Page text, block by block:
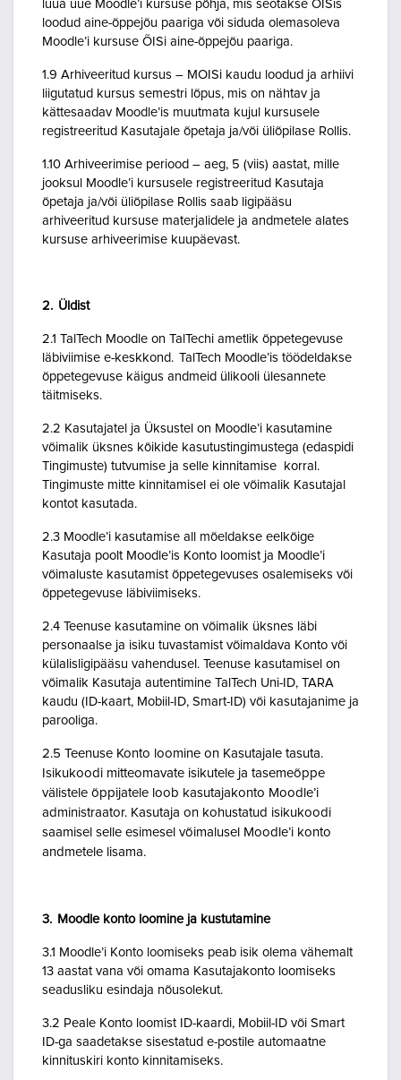
luua uue Moodle’i kursuse põhja, mis seotakse ÕISis
loodud aine-õppejõu paariga või siduda olemasoleva
Moodle’i kursuse ÕISi aine-õppejõu paariga.
1.9 Arhiveeritud kursus – MOISi kaudu loodud ja arhiivi
liigutatud kursus semestri lõpus, mis on nähtav ja
kättesaadav Moodle’is muutmata kujul kursusele
registreeritud Kasutajale õpetaja ja/või üliõpilase Rollis.
1.10 Arhiveerimise periood – aeg, 5 (viis) aastat, mille
jooksul Moodle’i kursusele registreeritud Kasutaja
õpetaja ja/või üliõpilase Rollis saab ligipääsu
arhiveeritud kursuse materjalidele ja andmetele alates
kursuse arhiveerimise kuupäevast.
2. Üldist
2.1 TalTech Moodle on TalTechi ametlik õppetegevuse
läbiviimise e-keskkond. TalTech Moodle’is töödeldakse
õppetegevuse käigus andmeid ülikooli ülesannete
täitmiseks.
2.2 Kasutajatel ja Üksustel on Moodle’i kasutamine
võimalik üksnes kõikide kasutustingimustega (edaspidi
Tingimuste) tutvumise ja selle kinnitamise korral.
Tingimuste mitte kinnitamisel ei ole võimalik Kasutajal
kontot kasutada.
2.3 Moodle’i kasutamise all mõeldakse eelkõige
Kasutaja poolt Moodle’is Konto loomist ja Moodle’i
võimaluste kasutamist õppetegevuses osalemiseks või
õppetegevuse läbiviimiseks.
2.4 Teenuse kasutamine on võimalik üksnes läbi
personaalse ja isiku tuvastamist võimaldava Konto või
külalisligipääsu vahendusel. Teenuse kasutamisel on
võimalik Kasutaja autentimine TalTech Uni-ID, TARA
kaudu (ID-kaart, Mobiil-ID, Smart-ID) või kasutajanime ja
parooliga.
2.5 Teenuse Konto loomine on Kasutajale tasuta.
Isikukoodi mitteomavate isikutele ja tasemeõppe
välistele õppijatele loob kasutajakonto Moodle’i
administraator. Kasutaja on kohustatud isikukoodi
saamisel selle esimesel võimalusel Moodle’i konto
andmetele lisama.
3. Moodle konto loomine ja kustutamine
3.1 Moodle’i Konto loomiseks peab isik olema vähemalt
13 aastat vana või omama Kasutajakonto loomiseks
seadusliku esindaja nõusolekut.
3.2 Peale Konto loomist ID-kaardi, Mobiil-ID või Smart
ID-ga saadetakse sisestatud e-postile automaatne
kinnituskiri konto kinnitamiseks.